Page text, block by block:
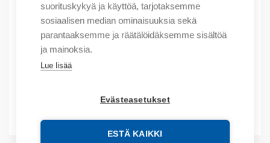
suorituskykyä ja käyttöä, tarjotaksemme
sosiaalisen median ominaisuuksia sekä
parantaaksemme ja räätälöidäksemme sisältöä
ja mainoksia.
Lue lisää
Evästeasetukset
ESTÄ KAIKKI
Tuotekoodit
Tilauskoodi: 1SNA163007R2600